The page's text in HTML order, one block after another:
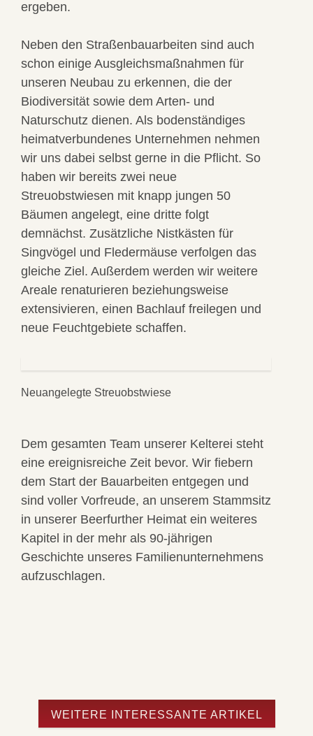
ergeben.
Neben den Straßenbauarbeiten sind auch
schon einige Ausgleichsmaßnahmen für
unseren Neubau zu erkennen, die der
Biodiversität sowie dem Arten- und
Naturschutz dienen. Als bodenständiges
heimatverbundenes Unternehmen nehmen
wir uns dabei selbst gerne in die Pflicht. So
haben wir bereits zwei neue
Streuobstwiesen mit knapp jungen 50
Bäumen angelegt, eine dritte folgt
demnächst. Zusätzliche Nistkästen für
Singvögel und Fledermäuse verfolgen das
gleiche Ziel. Außerdem werden wir weitere
Areale renaturieren beziehungsweise
extensivieren, einen Bachlauf freilegen und
neue Feuchtgebiete schaffen.
Neuangelegte Streuobstwiese
Dem gesamten Team unserer Kelterei steht
eine ereignisreiche Zeit bevor. Wir fiebern
dem Start der Bauarbeiten entgegen und
sind voller Vorfreude, an unserem Stammsitz
in unserer Beerfurther Heimat ein weiteres
Kapitel in der mehr als 90-jährigen
Geschichte unseres Familienunternehmens
aufzuschlagen.
WEITERE INTERESSANTE ARTIKEL